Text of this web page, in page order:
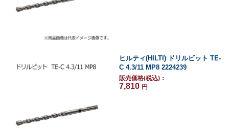
ヒルティ(HILTI) ドリルビット TE-
C 4.3/11 MP8 2224239
販売価格(税込)：
7,810 円